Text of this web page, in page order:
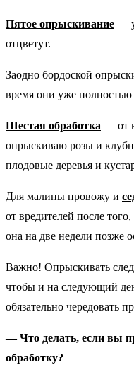
Пятое опрыскивание —
отцветут.
Заодно бордоской
время они уже
Шестая обработка — от
опрыскиваю розы и
плодовые деревья и
Для малины провожу и
от вредителей после
она на две недели позже
Важно! Опрыскивать
чтобы и на следующий
обязательно чередовать
— Что делать, если вы
обработку?